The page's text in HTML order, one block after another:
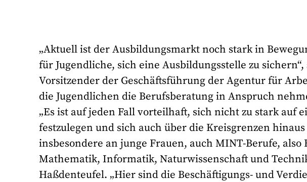
„Aktuell ist der Ausbildungsmarkt noch stark in
für Jugendliche, sich eine Ausbildungsstelle zu
Vorsitzender der Geschäftsführung der Agentur für
die Jugendlichen die Berufsberatung in Anspruch
„Es ist auf jeden Fall vorteilhaft, sich nicht zu stark auf
festzulegen und sich auch über die Kreisgrenzen
insbesondere an junge Frauen, auch MINT-Berufe,
Mathematik, Informatik, Naturwissenschaft und
Haßdenteufel. „Hier sind die Beschäftigungs- und